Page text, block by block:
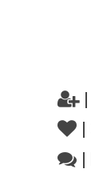
|
|
|